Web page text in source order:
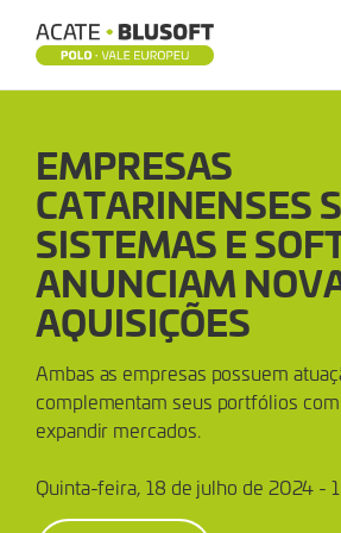
SENIOR
SISTEMAS
SOFTEXPERT
ANUNCIAM
EMPRESAS
CATARINENSES
SISTEMAS E
ANUNCIAM
AQUISIÇÕES
Ambas as empresas possuem
complementam seus portfólios
expandir mercados.
Quinta-feira, 18 de julho de 2024 -